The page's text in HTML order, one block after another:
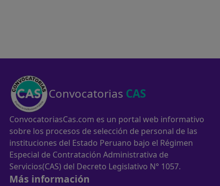
Convocatorias CAS
ConvocatoriasCas.com es un portal web informativo
sobre los procesos de selección de personal de las
instituciones del Estado Peruano bajo el Régimen
Especial de Contratación Administrativa de
Servicios(CAS) del Decreto Legislativo N° 1057.
Más información